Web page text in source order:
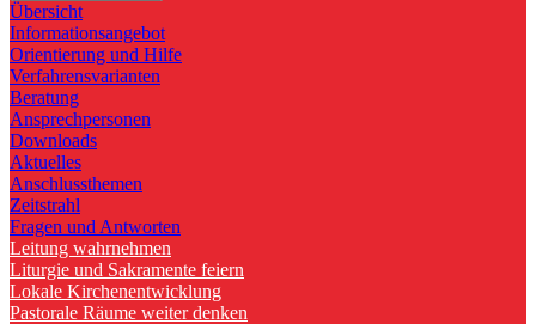
Übersicht
Informationsangebot
Orientierung und Hilfe
Verfahrensvarianten
Beratung
Ansprechpersonen
Downloads
Aktuelles
Anschlussthemen
Zeitstrahl
Fragen und Antworten
Leitung wahrnehmen
Liturgie und Sakramente feiern
Lokale Kirchenentwicklung
Pastorale Räume weiter denken